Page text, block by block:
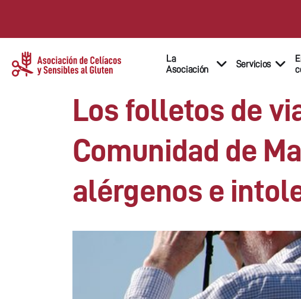
La
Asociación
Servicios
Los folletos de
Comunidad de
alérgenos e